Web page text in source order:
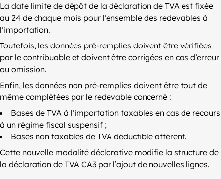
La date limite de dépôt de la déclaration de TVA est fixée
au 24 de chaque mois pour l’ensemble des redevables à
l’importation.
Toutefois, les données pré-remplies doivent être vérifiées
par le contribuable et doivent être corrigées en cas d’erreur
ou omission.
Enfin, les données non pré-remplies doivent être tout de
même complétées par le redevable concerné :
Bases de TVA à l’importation taxables en cas de recours
à un régime fiscal suspensif ;
Bases non taxables de TVA déductible afférent.
Cette nouvelle modalité déclarative modifie la structure de
la déclaration de TVA CA3 par l’ajout de nouvelles lignes.